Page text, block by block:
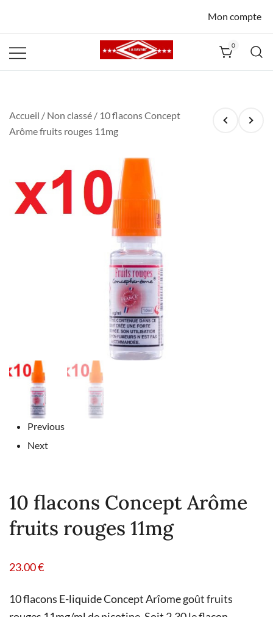
Mon compte
0
Accueil / Non classé / 10 flacons Concept
Arôme fruits rouges 11mg
Previous
Next
10 flacons Concept Arôme
fruits rouges 11mg
23.00€
10 flacons E-liquide Concept Arîome goût fruits